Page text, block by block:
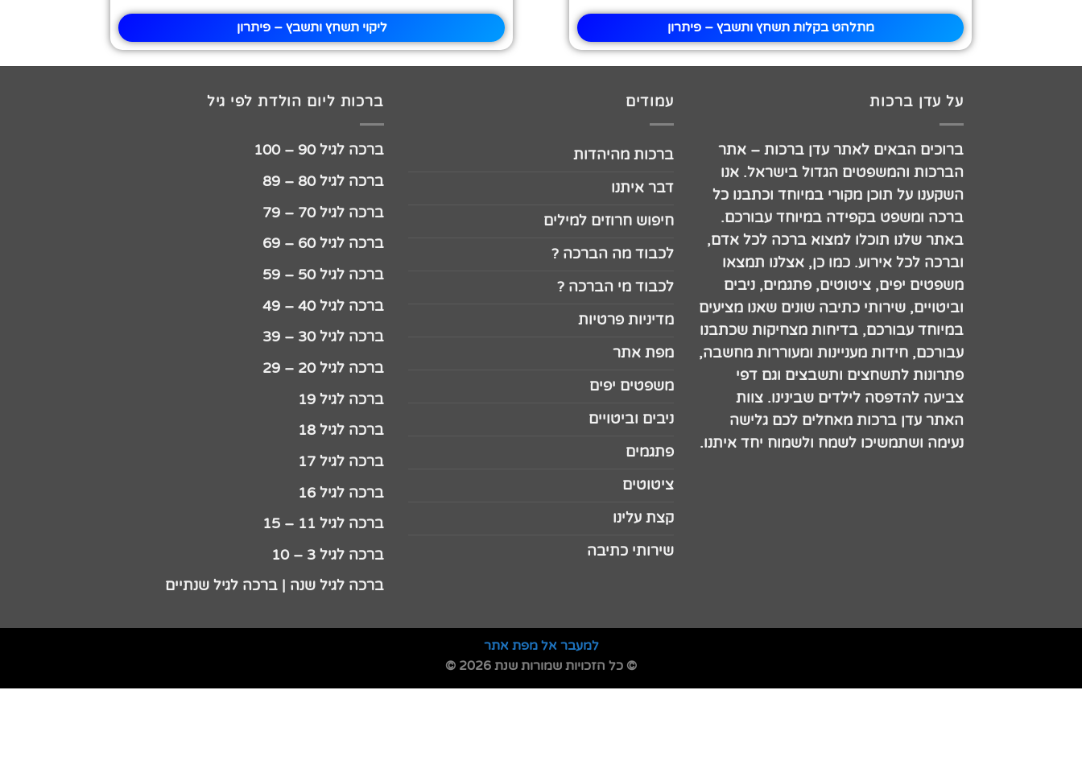
מתלהט בקלות תשחץ ותשבץ – פיתרון ליקוי תשחץ ותשבץ – פיתרון
על עדן ברכות
ברוכים הבאים לאתר עדן ברכות – אתר
הברכות והמשפטים הגדול בישראל. אנו
השקענו על תוכן מקורי במיוחד וכתבנו כל
ברכה ומשפט בקפידה במיוחד עבורכם.
באתר שלנו תוכלו למצוא ברכה לכל אדם,
וברכה לכל אירוע. כמו כן, אצלנו תמצאו
משפטים יפים, ציטוטים, פתגמים, ניבים
וביטויים, שירותי כתיבה שונים שאנו מציעים
במיוחד עבורכם, בדיחות מצחיקות שכתבנו
עבורכם, חידות מעניינות ומעוררות מחשבה,
פתרונות לתשחצים ותשבצים וגם דפי
צביעה להדפסה לילדים שבינינו. צוות
האתר עדן ברכות מאחלים לכם גלישה
נעימה ושתמשיכו לשמח ולשמוח יחד איתנו.
עמודים
ברכות מהיהדות
דבר איתנו
חיפוש חרוזים למילים
לכבוד מה הברכה ?
לכבוד מי הברכה ?
מדיניות פרטיות
מפת אתר
משפטים יפים
ניבים וביטויים
פתגמים
ציטוטים
קצת עלינו
שירותי כתיבה
ברכות ליום הולדת לפי גיל
ברכה לגיל 90 – 100
ברכה לגיל 80 – 89
ברכה לגיל 70 – 79
ברכה לגיל 60 – 69
ברכה לגיל 50 – 59
ברכה לגיל 40 – 49
ברכה לגיל 30 – 39
ברכה לגיל 20 – 29
ברכה לגיל 19
ברכה לגיל 18
ברכה לגיל 17
ברכה לגיל 16
ברכה לגיל 11 – 15
ברכה לגיל 3 – 10
ברכה לגיל שנה | ברכה לגיל שנתיים
למעבר אל מפת אתר
© כל הזכויות שמורות שנת 2026 ©